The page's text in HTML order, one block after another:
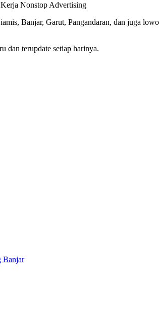
Nonstop Advertising
Banjar, Garut, Pangandaran, dan juga
dan terupdate setiap harinya.
Banjar